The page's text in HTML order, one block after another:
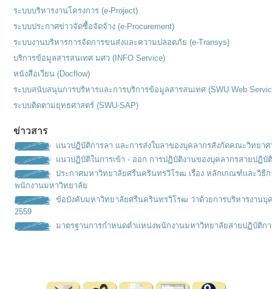
ระบบบริหารงานโครงการ (e-Project)
ระบบประกาศข่าวจัดซื้อจัดจ้าง (e-Procurement)
ระบบงานบริหารการจัดการขนส่งและความปลอดภัย (e-Transys)
บริการข้อมูลสารสนเทศ มศว (INFO Service)
หนังสือเวียน (Docflow)
ระบบสนับสนุนการบริหารและการบริการข้อมูลสารสนเทศ (SWU Web
ระบบติดตามยุทธศาสตร์ (SWU-SAP)
ข่าวสาร
แนวปฏิบัติการลา และการส่งใบลาของบุคลากรสังกัดคณะวิทยาศ
แนวปฏิบัติในการเข้า - ออก การปฏิบัติงานของบุคลากรสายปฏิบั
ประกาศมหาวิทยาลัยศรีนครินทรวิโรฒ เรื่อง หลักเกณฑ์เเละวิธี
พนักงานมหาวิทยาลัย
ข้อบังคับมหาวิทยาลัยศรีนครินทรวิโรฒ ว่าด้วยการบริหารงาน
2559
มาตรฐานการกำหนดตำเเหน่งพนักงานมหาวิทยาลัยสายปฏิบัติก